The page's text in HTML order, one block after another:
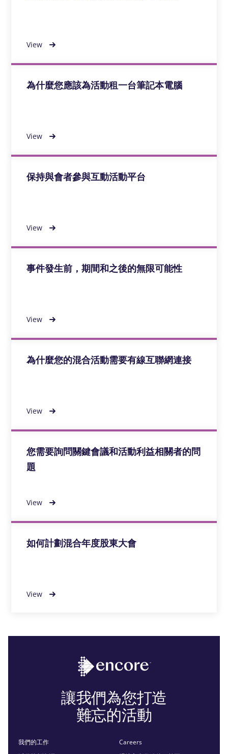
View
為什麼您應該為活動租一台筆記本電腦
View
保持與會者參與互動活動平台
View
事件發生前，期間和之後的無限可能性
View
為什麼您的混合活動需要有線互聯網連接
View
您需要詢問關鍵會議和活動利益相關者的問
題
View
如何計劃混合年度股東大會
View
讓我們為您打造
難忘的活動
我們的工作
Careers